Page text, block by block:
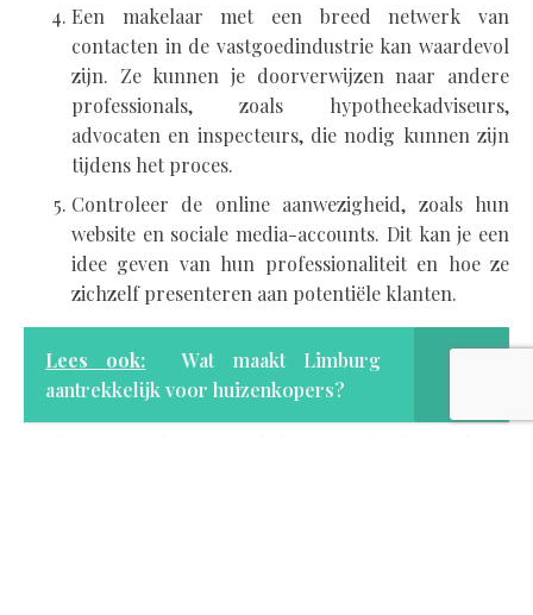
Een makelaar met een breed netwerk van
contacten in de vastgoedindustrie kan waardevol
zijn. Ze kunnen je doorverwijzen naar andere
professionals, zoals hypotheekadviseurs,
advocaten en inspecteurs, die nodig kunnen zijn
tijdens het proces.
Controleer de online aanwezigheid, zoals hun
website en sociale media-accounts. Dit kan je een
idee geven van hun professionaliteit en hoe ze
zichzelf presenteren aan potentiële klanten.
Lees ook:
Wat maakt Limburg
aantrekkelijk voor huizenkopers?
Het kiezen van de juiste makelaar is een beslissing die